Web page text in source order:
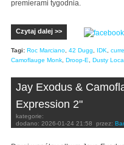
premierami tygodnia.
Czytaj dalej >>
Tagi: Roc Marciano 42 Dugg IDK
Camoflauge Monk Droop-E Dusty
Jay Exodus &
Expression 2"
kategorie:
dodano: 2026-01-24 21:58 przez: